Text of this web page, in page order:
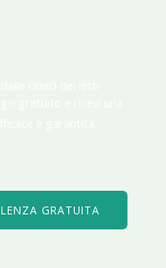
GRATUITA